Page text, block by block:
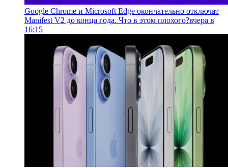
Google Chrome и Microsoft Edge окончательно отключат
Manifest V2 до конца года. Что в этом плохого?вчера в
16:15